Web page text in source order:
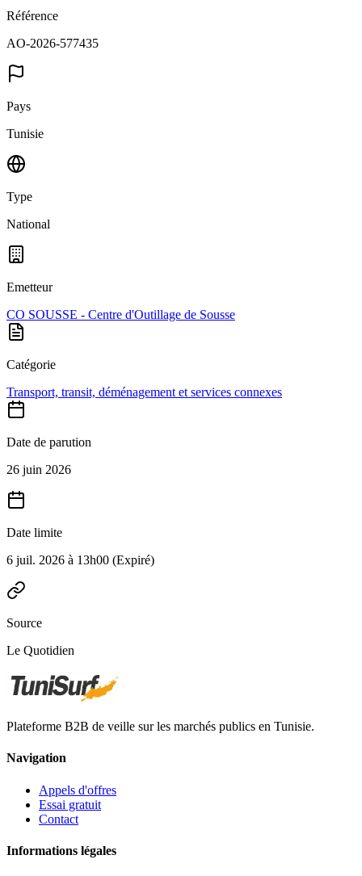
Référence
AO-2026-577435
Pays
Tunisie
Type
National
Emetteur
CO SOUSSE - Centre d'Outillage de Sousse
Catégorie
Transport, transit, déménagement et services connexes
Date de parution
26 juin 2026
Date limite
6 juil. 2026 à 13h00 (Expiré)
Source
Le Quotidien
Plateforme B2B de veille sur les marchés publics en Tunisie.
Navigation
Appels d'offres
Essai gratuit
Contact
Informations légales